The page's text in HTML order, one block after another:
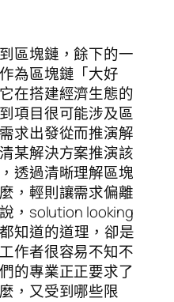
區塊鏈，餘下的一
為區塊鏈「大好
在搭建經濟生態的
項目很可能涉及區
求出發從而推演解
某解決方案推演該
透過清晰理解區塊
，輕則讓需求偏離
，solution looking
知道的道理，卻是
作者很容易不知不
的專業正正要求了
，又受到哪些限